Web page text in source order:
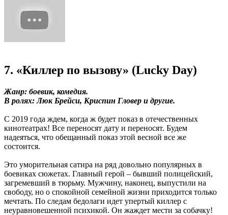
7. «Киллер по вызову» (Lucky Day)
Жанр: боевик, комедия.
В ролях: Люк Брейси, Криспин Гловер и другие.
С 2019 года ждем, когда ж будет показ в отечественных
кинотеатрах! Все переносят дату и переносят. Будем
надеяться, что обещанный показ этой весной все же
состоится.
Это уморительная сатира на ряд довольно популярных в
боевиках сюжетах. Главный герой – бывший полицейский,
загремевший в тюрьму. Мужчину, наконец, выпустили на
свободу, но о спокойной семейной жизни приходится только
мечтать. По следам бедолаги идет упертый киллер с
неуравновешенной психикой. Он жаждет мести за собачку!